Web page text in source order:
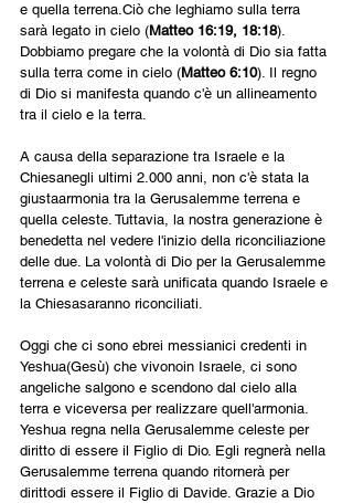
e quella terrena.Ciò che leghiamo sulla terra
sarà legato in cielo (Matteo 16:19, 18:18).
Dobbiamo pregare che la volontà di Dio sia fatta
sulla terra come in cielo (Matteo 6:10). Il regno
di Dio si manifesta quando c'è un allineamento
tra il cielo e la terra.
A causa della separazione tra Israele e la
Chiesanegli ultimi 2.000 anni, non c'è stata la
giustaarmonia tra la Gerusalemme terrena e
quella celeste. Tuttavia, la nostra generazione è
benedetta nel vedere l'inizio della riconciliazione
delle due. La volontà di Dio per la Gerusalemme
terrena e celeste sarà unificata quando Israele e
la Chiesasaranno riconciliati.
Oggi che ci sono ebrei messianici credenti in
Yeshua(Gesù) che vivonoin Israele, ci sono
angeliche salgono e scendono dal cielo alla
terra e viceversa per realizzare quell'armonia.
Yeshua regna nella Gerusalemme celeste per
diritto di essere il Figlio di Dio. Egli regnerà nella
Gerusalemme terrena quando ritornerà per
dirittodi essere il Figlio di Davide. Grazie a Dio